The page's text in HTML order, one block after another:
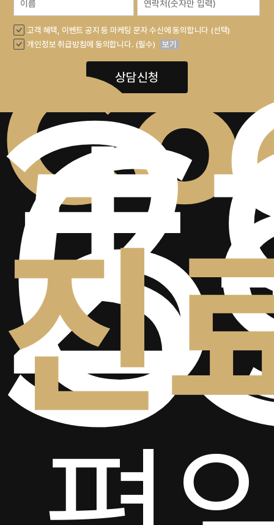
고객 혜택, 이벤트 공지 등 마케팅 문자 수신에 동의합니다 (선택)
개인정보 취급방침에 동의합니다. (필수)
보기
상담신청
진